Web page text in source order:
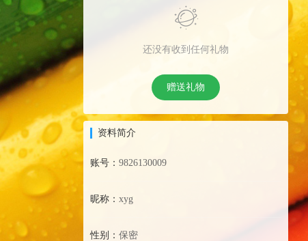
还没有收到任何礼物
赠送礼物
资料简介
账号： 9826130009
昵称： xyg
性别： 保密